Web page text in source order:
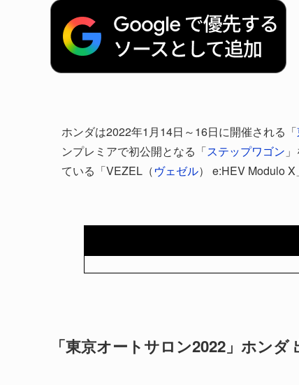
ホンダは2022年1月14日～16日に開催される「
ンプレミアで初公開となる「ステップワゴン
ている「VEZEL（ヴェゼル） e:HEV Modulo X
「東京オートサロン2022」ホンダ